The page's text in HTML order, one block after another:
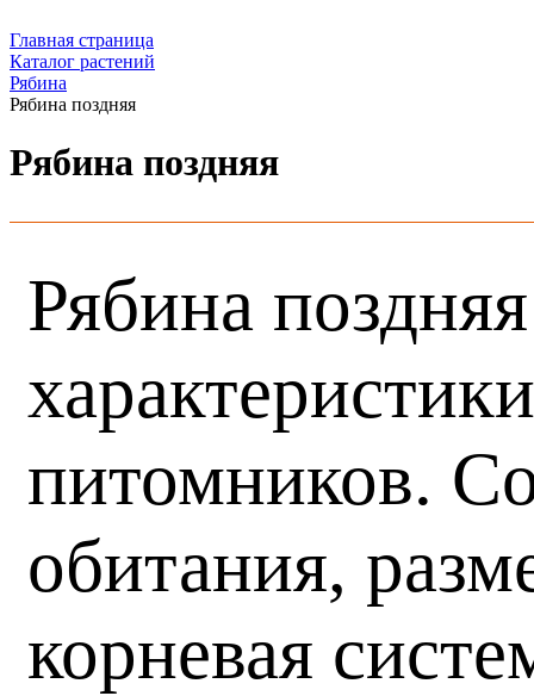
Главная страница
Каталог растений
Рябина
Рябина поздняя
Рябина поздняя
Рябина
питомников.
обитания,
корневая